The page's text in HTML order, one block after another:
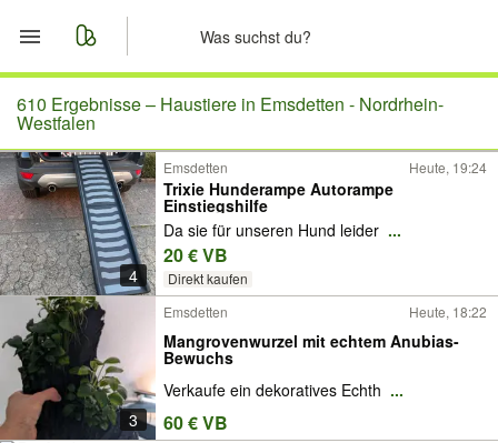
Start
Merkliste
Nachrichten
Anzeige aufgeben
610 Ergebnisse – Haustiere in Emsdetten - Nordrhein-
Westfalen
4
Emsdetten Heute, 19:24
Trixie Hunderampe Autorampe
Einstiegshilfe
Da sie für unseren Hund leider ...
20 € VB
Direkt kaufen
3
Emsdetten Heute, 18:22
Mangrovenwurzel mit echtem Anubias-
Bewuchs
Verkaufe ein dekoratives Echth ...
60 € VB